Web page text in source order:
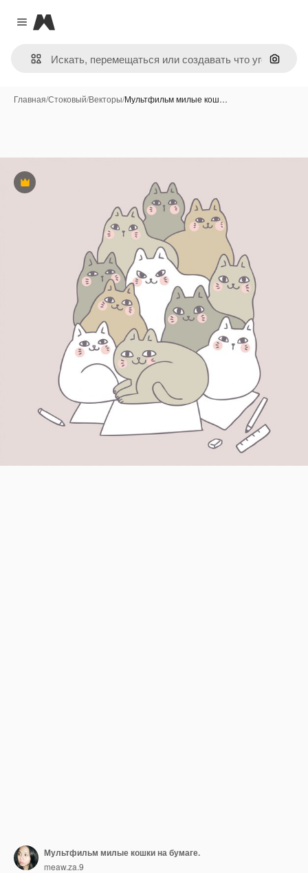
Close menu
Magnific
Поиск
Главная/Стоковый/Векторы/Мультфильм милые кош…
Премиум
Мультфильм милые кошки на бумаге.
meaw.za.9